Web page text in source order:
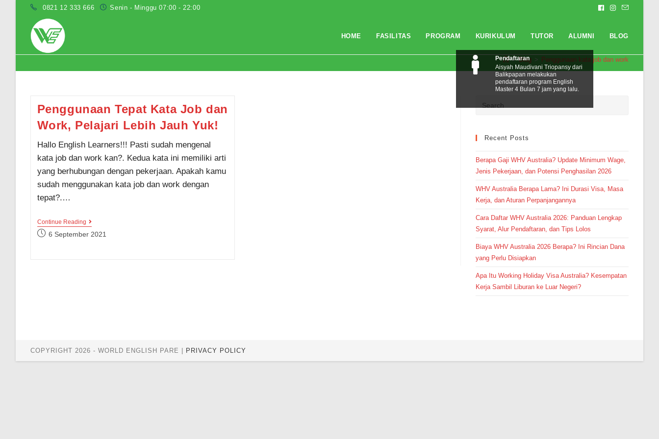
0821 12 333 666 Senin - Minggu 07:00 - 22:00
HOME FASILITAS PROGRAM KURIKULUM TUTOR ALUMNI BLOG
> Blog > Penggunaan kata job dan work
Penggunaan Tepat Kata Job dan
Work, Pelajari Lebih Jauh Yuk!
Hallo English Learners!!! Pasti sudah mengenal
kata job dan work kan?. Kedua kata ini memiliki arti
yang berhubungan dengan pekerjaan. Apakah kamu
sudah menggunakan kata job dan work dengan
tepat?.…
Continue ReadingPenggunaan
Kata
Post6 September 2021
Recent Posts
Berapa Gaji WHV Australia? Update Minimum Wage,
Jenis Pekerjaan, dan Potensi Penghasilan 2026
WHV Australia Berapa Lama? Ini Durasi Visa, Masa
Kerja, dan Aturan Perpanjangannya
Cara Daftar WHV Australia 2026: Panduan Lengkap
Syarat, Alur Pendaftaran, dan Tips Lolos
Biaya WHV Australia 2026 Berapa? Ini Rincian Dana
yang Perlu Disiapkan
Apa Itu Working Holiday Visa Australia? Kesempatan
Kerja Sambil Liburan ke Luar Negeri?
COPYRIGHT 2026 - WORLD ENGLISH PARE | PRIVACY POLICY
Pendaftaran
Aisyah Maudivani Triopansy dari
Balikpapan melakukan
pendaftaran program English
Master 4 Bulan 7 jam yang lalu.